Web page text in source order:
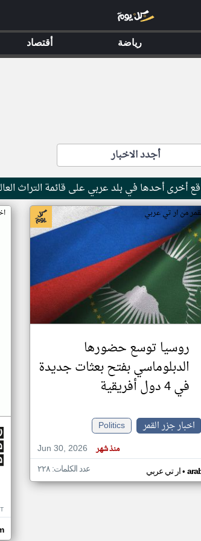
أجدد الاخبار
أخرى أحدها في بلد عربي على قائمة التراث
من ار تي عربي
روسيا توسع حضورها
الدبلوماسي بفتح بعثات جديدة
في 4 دول أفريقية
اخبار جزر القمر
Politics
Jun 30, 2026
منذ شهر
ار تي عربي• عدد الكلمات: ٢٢٨
رياضة أقتصاد